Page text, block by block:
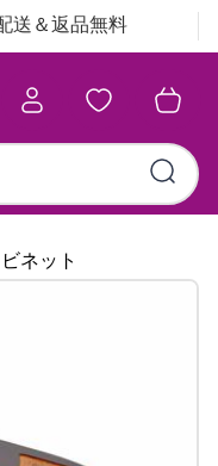
送＆返品無料
ネット